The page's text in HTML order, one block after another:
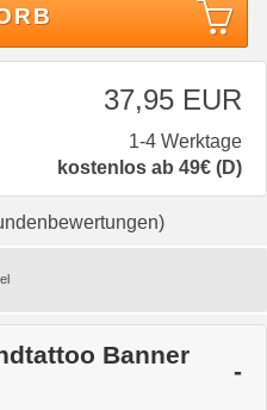
37,95 EUR
1-4 Werktage
kostenlos ab 49€ (D)
Banner